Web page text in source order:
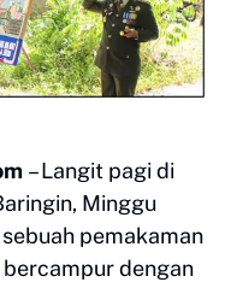
– Langit pagi di
Minggu
pemakaman
dengan